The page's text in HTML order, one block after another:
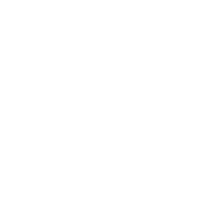
vybudoval
dodavatele